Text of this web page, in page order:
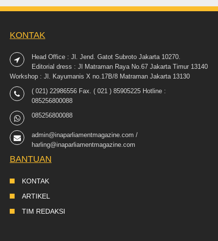
KONTAK
Head Office : Jl. Jend. Gatot Subroto Jakarta 10270.
Editorial dress : Jl Matraman Raya No.67 Jakarta Timur 13140
Workshop : Jl. Kayumanis X no.17B/8 Matraman Jakarta 13130
( 021) 22986556 Fax. ( 021 ) 85905225 Hotline :
085256800088
085256800088
admin@inaparliamentmagazine.com /
harling@inaparliamentmagazine.com
BANTUAN
KONTAK
ARTIKEL
TIM REDAKSI